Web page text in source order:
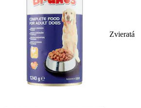
Zvieratá